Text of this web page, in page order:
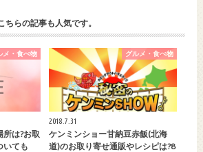
ちらの記事も人気です。
メ・食べ物
所は?お取
いても
グルメ・食べ物
2018.7.31
ケンミンショー甘納豆赤飯(北海
道)のお取り寄せ通販やレシピは?8